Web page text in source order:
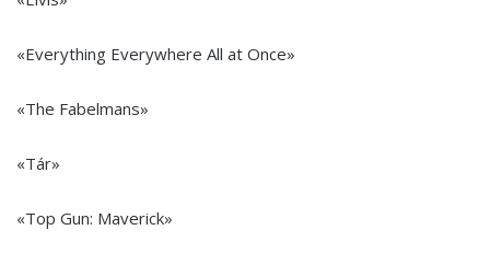
«Everything Everywhere All at Once»
«The Fabelmans»
«Tár»
«Top Gun: Maverick»